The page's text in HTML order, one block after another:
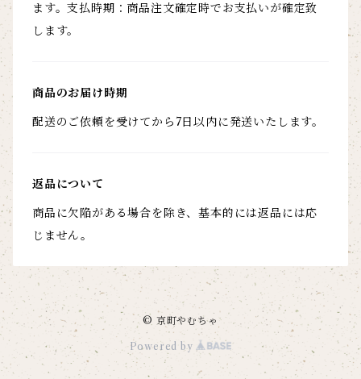
ます。支払時期：商品注文確定時でお支払いが確定致
します。
商品のお届け時期
配送のご依頼を受けてから7日以内に発送いたします。
返品について
商品に欠陥がある場合を除き、基本的には返品には応
じません。
© 京町やむちゃ
Powered by